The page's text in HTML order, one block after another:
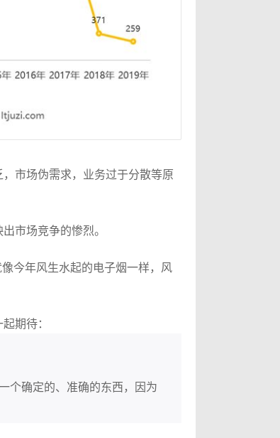
市场伪需求，业务过于分散等原
市场竞争的惨烈。
今年风生水起的电子烟一样，风
期待：
个确定的、准确的东西，因为